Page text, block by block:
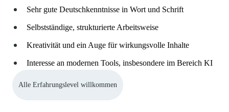
Sehr gute Deutschkenntnisse in Wort und Schrift
Selbstständige, strukturierte Arbeitsweise
Kreativität und ein Auge für wirkungsvolle Inhalte
Interesse an modernen Tools, insbesondere im Bereich KI
Alle Erfahrungslevel willkommen